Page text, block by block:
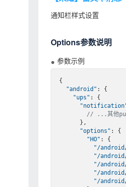
通知栏样式设置
Options参数说明
参数示例
{
"android" : {
"ups" : {
// ...其他
"options" : {
"HO" : {
"/
"/
"/
"/
"/